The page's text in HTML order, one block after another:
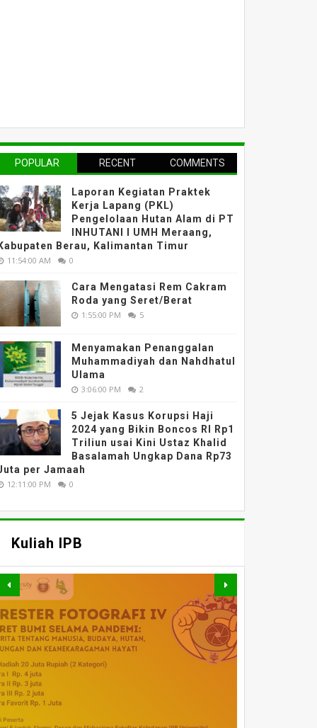
POPULAR RECENT COMMENTS
Laporan Kegiatan Praktek
Kerja Lapang (PKL)
Pengelolaan Hutan Alam di PT
INHUTANI I UMH Meraang,
Kabupaten Berau, Kalimantan Timur
11:54:00 AM 0
Cara Mengatasi Rem Cakram
Roda yang Seret/Berat
1:55:00 PM 5
Menyamakan Penanggalan
Muhammadiyah dan Nahdhatul
Ulama
3:06:00 PM 2
5 Jejak Kasus Korupsi Haji
2024 yang Bikin Boncos RI Rp1
Triliun usai Kini Ustaz Khalid
Basalamah Ungkap Dana Rp73
per Jamaah
12:11:00 PM 0
Kuliah IPB
MATERI WEBINAR
MATERI WEBINAR
DARING : FAHUTAN TALK
SERIES 5 : PELUANG DAN
MATERI KULIAH UMUM
MATERI WEBINAR